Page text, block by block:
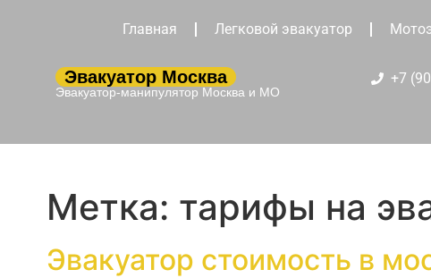
Главная Легковой эвакуатор
Эвакуатор Москва
Эвакуатор-манипулятор Москва и МО
+7
Метка: тарифы на
Эвакуатор стоимость в